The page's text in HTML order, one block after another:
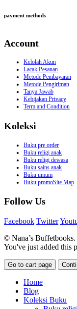
payment methods
Account
Kelolah Akun
Lacak Pesanan
Metode Pembayaran
Metode Pengiriman
Tanya Jawab
Kebijakan Privacy
Term and Condition
Koleksi
Buku pre order
Buku religi anak
Buku religi dewasa
Buku sains anak
Buku umum
Buku promoSite Map
Follow Us
Facebook Twitter
© Nana’s
You've just added this
Go to cart page
Home
Blog
Koleksi Buku